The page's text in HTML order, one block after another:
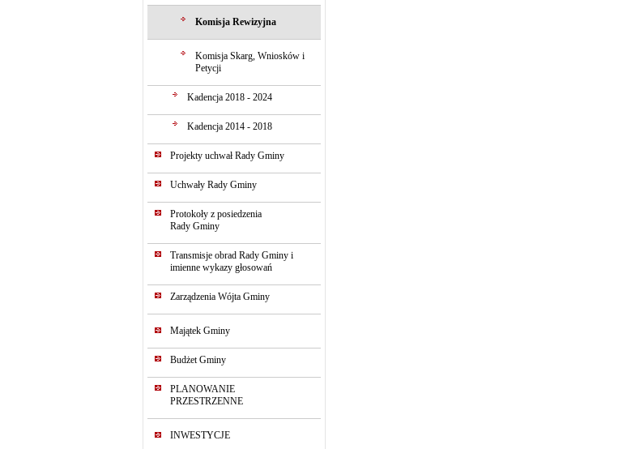
Komisja Rewizyjna
Komisja Skarg, Wniosków i
Petycji
Kadencja 2018 - 2024
Kadencja 2014 - 2018
Projekty uchwał Rady Gminy
Uchwały Rady Gminy
Protokoły z posiedzenia
Rady Gminy
Transmisje obrad Rady Gminy i
imienne wykazy głosowań
Zarządzenia Wójta Gminy
Majątek Gminy
Budżet Gminy
PLANOWANIE
PRZESTRZENNE
INWESTYCJE